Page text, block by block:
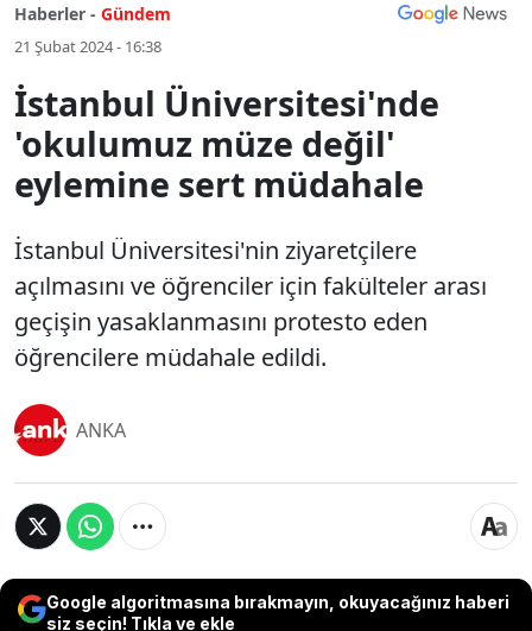
Haberler - Gündem
21 Şubat 2024 - 16:38
İstanbul Üniversitesi'nde
'okulumuz müze değil'
eylemine sert müdahale
İstanbul Üniversitesi'nin ziyaretçilere
açılmasını ve öğrenciler için fakülteler arası
geçişin yasaklanmasını protesto eden
öğrencilere müdahale edildi.
ANKA
Google algoritmasına bırakmayın, okuyacağınız haberi
siz seçin! Tıkla ve ekle